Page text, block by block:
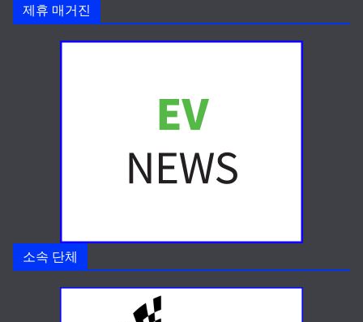
제휴 매거진
소속 단체